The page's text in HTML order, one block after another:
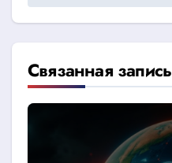
Связанная запись